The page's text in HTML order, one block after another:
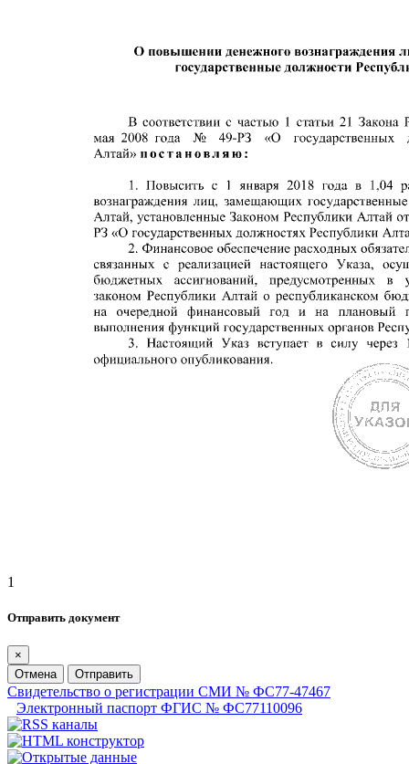
1
Отправить документ
×
Отмена
Отправить
Свидетельство о регистрации СМИ № ФС77-47467
Электронный паспорт ФГИС № ФС77110096